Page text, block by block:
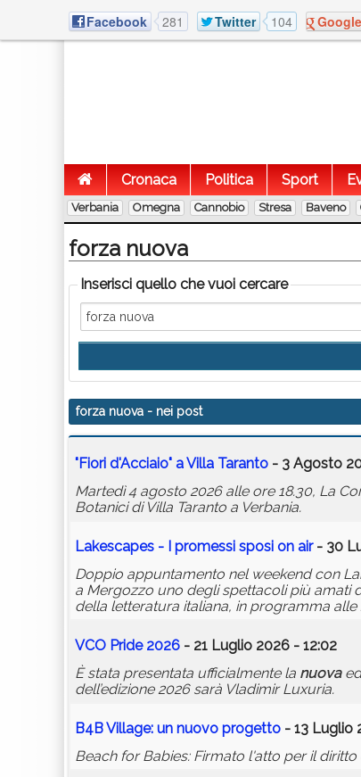
Facebook 281 Twitter 104
Cronaca
Politica Sport
Verbania Omegna Cannobio Stresa Baveno
forza nuova
Inserisci quello che vuoi cercare
forza nuova - nei post
"Fiori d'Acciaio" a Villa Taranto - 3 Agosto
Martedì 4 agosto 2026 alle ore 18.30, La
Botanici di Villa Taranto a Verbania.
Lakescapes - I promessi sposi on air- 30
Doppio appuntamento nel weekend con
a Mergozzo uno degli spettacoli più amati
della letteratura italiana, in programma
VCO Pride 2026 - 21 Luglio 2026 - 12:02
È stata presentata ufficialmente la nuova
dell’edizione 2026 sarà Vladimir Luxuria.
B4B Village: un nuovo progetto - 13 Luglio
Beach for Babies: Firmato l'atto per il